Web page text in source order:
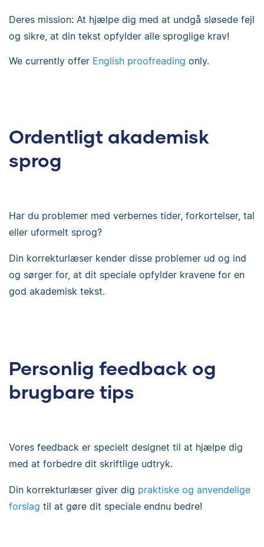
Deres mission: At hjælpe dig med at undgå sløsede fejl
og sikre, at din tekst opfylder alle sproglige krav!
We currently offer English proofreading only.
Ordentligt akademisk
sprog
Har du problemer med verbernes tider, forkortelser, tal
eller uformelt sprog?
Din korrekturlæser kender disse problemer ud og ind
og sørger for, at dit speciale opfylder kravene for en
god akademisk tekst.
Personlig feedback og
brugbare tips
Vores feedback er specielt designet til at hjælpe dig
med at forbedre dit skriftlige udtryk.
Din korrekturlæser giver dig praktiske og anvendelige
forslag til at gøre dit speciale endnu bedre!